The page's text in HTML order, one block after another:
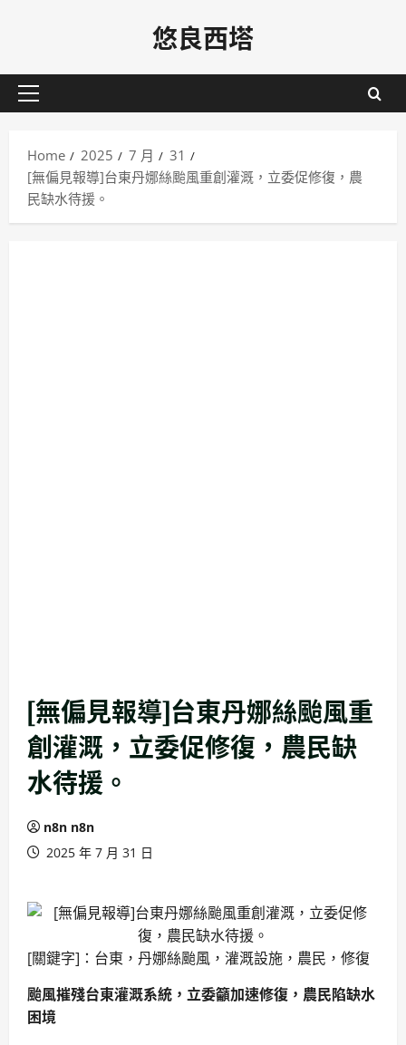
悠良西塔
Primary
Home
2025 7 月
31
[無偏見報導]台東丹娜絲颱風重創灌溉，立委促修復，農
民缺水待援。
[無偏見報導]台東丹娜絲颱風重
創灌溉，立委促修復，農民缺
水待援。
n8n n8n
2025 年 7 月 31 日
[關鍵字]：台東，丹娜絲颱風，灌溉設施，農民，修復
颱風摧殘台東灌溉系統，立委籲加速修復，農民陷缺水
困境